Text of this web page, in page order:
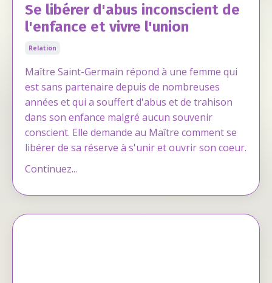
Se libérer d'abus inconscient de
l'enfance et vivre l'union
Relation
Maître Saint-Germain répond à une femme qui
est sans partenaire depuis de nombreuses
années et qui a souffert d'abus et de trahison
dans son enfance malgré aucun souvenir
conscient. Elle demande au Maître comment se
libérer de sa réserve à s'unir et ouvrir son coeur.
Continuez...